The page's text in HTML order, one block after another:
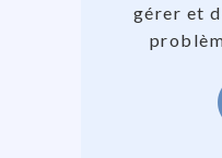
gérer et